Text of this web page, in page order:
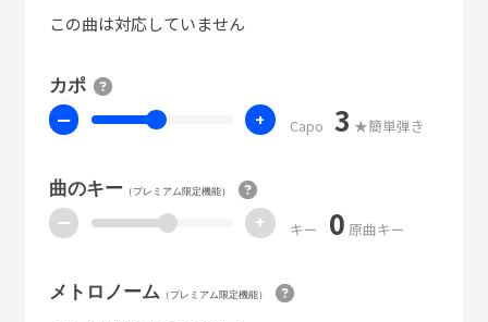
この曲は対応していません
カポ
ー + Capo 3 ★簡単弾き
曲のキー（プレミアム限定機能）
ー + キー 0 原曲キー
メトロノーム （プレミアム限定機能）